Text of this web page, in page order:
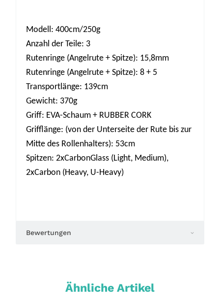
Modell: 400cm/250g
Anzahl der Teile: 3
Rutenringe (Angelrute + Spitze): 15,8mm
Rutenringe (Angelrute + Spitze): 8 + 5
Transportlänge: 139cm
Gewicht: 370g
Griff: EVA-Schaum + RUBBER CORK
Grifflänge: (von der Unterseite der Rute bis zur
Mitte des Rollenhalters): 53cm
Spitzen: 2xCarbonGlass (Light, Medium),
2xCarbon (Heavy, U-Heavy)
Bewertungen
Ähnliche Artikel